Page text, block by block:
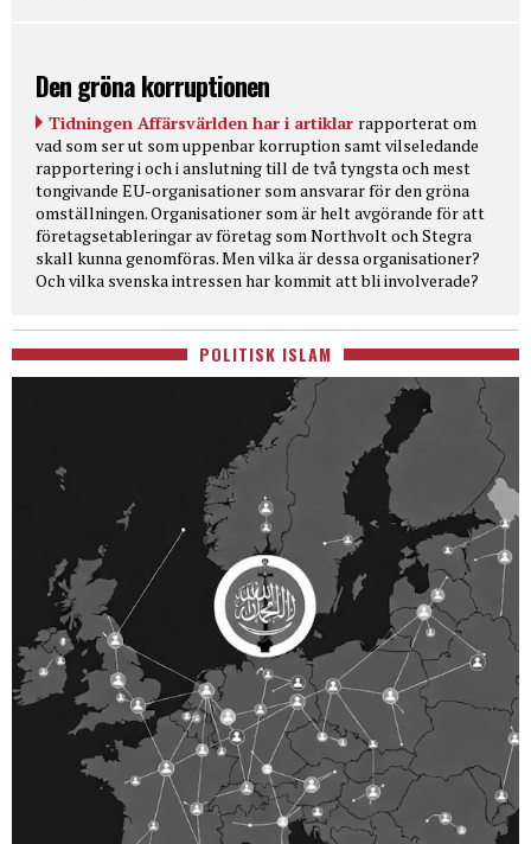
Den gröna korruptionen
Tidningen Affärsvärlden har i artiklar rapporterat om
vad som ser ut som uppenbar korruption samt vilseledande
rapportering i och i anslutning till de två tyngsta och mest
tongivande EU-organisationer som ansvarar för den gröna
omställningen. Organisationer som är helt avgörande för att
företagsetableringar av företag som Northvolt och Stegra
skall kunna genomföras. Men vilka är dessa organisationer?
Och vilka svenska intressen har kommit att bli involverade?
POLITISK ISLAM